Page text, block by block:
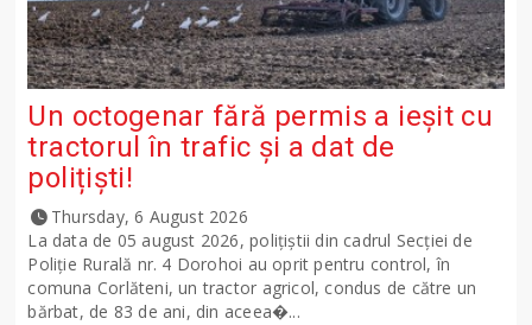
Un octogenar fără permis a ieșit cu
tractorul în trafic și a dat de
polițiști!
Thursday, 6 August 2026
La data de 05 august 2026, polițiștii din cadrul Secției de
Poliție Rurală nr. 4 Dorohoi au oprit pentru control, în
comuna Corlăteni, un tractor agricol, condus de către un
bărbat, de 83 de ani, din aceea�...